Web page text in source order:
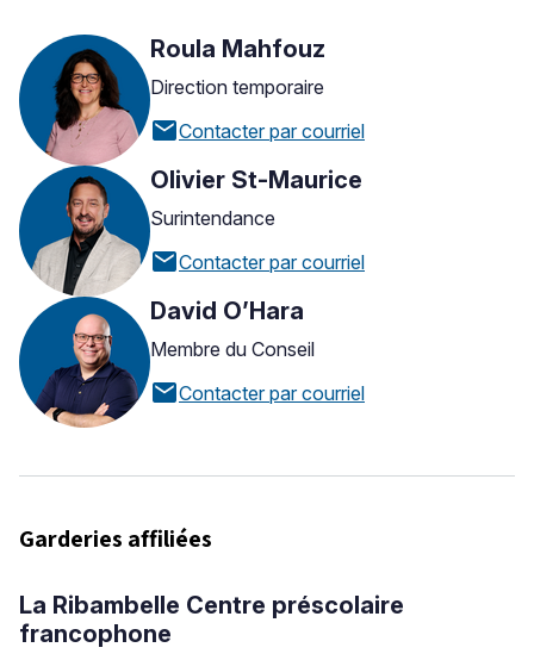
Roula Mahfouz
Direction temporaire
mailContacter par courriel
Olivier St-Maurice
Surintendance
mailContacter par courriel
David O’Hara
Membre du Conseil
mailContacter par courriel
Garderies affiliées
La Ribambelle Centre préscolaire
francophone